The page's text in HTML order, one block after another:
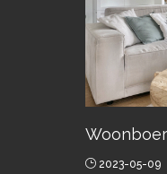
2023-05-09